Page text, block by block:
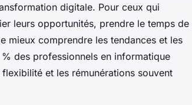
digitale. Pour ceux qui
leurs opportunités, prendre le temps de
mieux comprendre les tendances et les
des professionnels en informatique
et les rémunérations souvent